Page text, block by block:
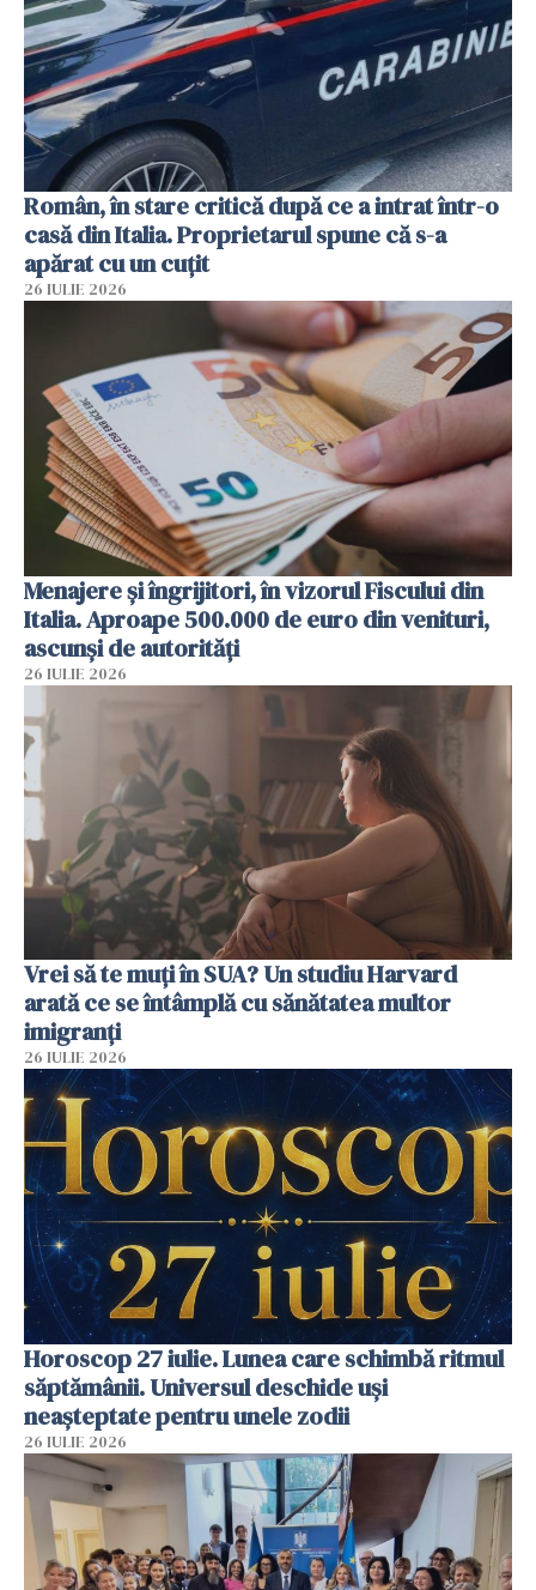
Român, în stare critică după ce a intrat într-o
casă din Italia. Proprietarul spune că s-a
apărat cu un cuțit
26 IULIE 2026
Menajere și îngrijitori, în vizorul Fiscului din
Italia. Aproape 500.000 de euro din venituri,
ascunși de autorități
26 IULIE 2026
Vrei să te muți în SUA? Un studiu Harvard
arată ce se întâmplă cu sănătatea multor
imigranți
26 IULIE 2026
Horoscop 27 iulie. Lunea care schimbă ritmul
săptămânii. Universul deschide uși
neașteptate pentru unele zodii
26 IULIE 2026